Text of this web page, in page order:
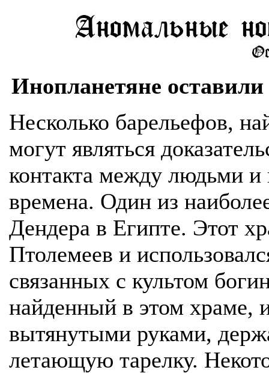
Инопланетяне
Несколько барельефов,
могут являться
контакта между людьми
времена. Один из
Дендера в Египте. Этот
Птолемеев и
связанных с культом
найденный в этом храме,
вытянутыми руками,
летающую тарелку.